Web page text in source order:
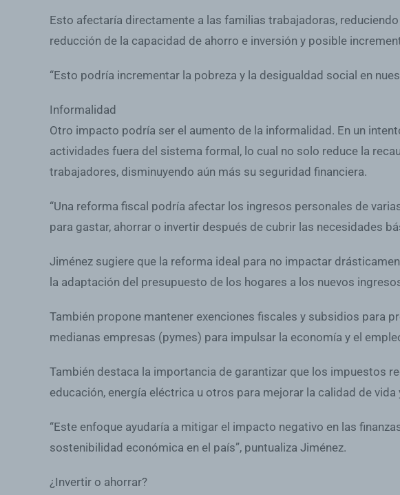
Esto afectaría directamente a las familias trabajadoras,
reducción de la capacidad de ahorro e inversión y posible
“Esto podría incrementar la pobreza y la desigualdad social en
Informalidad
Otro impacto podría ser el aumento de la informalidad. En un
actividades fuera del sistema formal, lo cual no solo reduce la
trabajadores, disminuyendo aún más su seguridad financiera.
“Una reforma fiscal podría afectar los ingresos personales de
para gastar, ahorrar o invertir después de cubrir las necesidades
Jiménez sugiere que la reforma ideal para no impactar
la adaptación del presupuesto de los hogares a los nuevos
También propone mantener exenciones fiscales y subsidios para
medianas empresas (pymes) para impulsar la economía y el
También destaca la importancia de garantizar que los impuestos
educación, energía eléctrica u otros para mejorar la calidad de
“Este enfoque ayudaría a mitigar el impacto negativo en las
sostenibilidad económica en el país”, puntualiza Jiménez.
¿Invertir o ahorrar?